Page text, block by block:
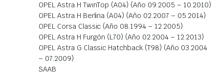
OPEL Astra H TwinTop (A04) (Año 09.2005 – 10.2010)
OPEL Astra H Berlina (A04) (Año 02.2007 – 05.2014)
OPEL Corsa Classic (Año 08.1994 – 12.2005)
OPEL Astra H Furgón (L70) (Año 02.2004 – 12.2013)
OPEL Astra G Classic Hatchback (T98) (Año 03.2004
– 07.2009)
SAAB